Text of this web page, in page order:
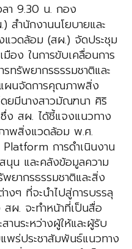
า 9.30 น. กอง
สำนักงานนโยบายและ
แวดล้อม (สผ.) จัดประชุม
มือง ในการขับเคลื่อนการ
ทรัพยากรธรรมชาติและ
ผนจัดการคุณภาพสิ่ง
ยมีนางสาวมัณฑนา ศิริ
ง สผ. ได้ชี้แจงแนวทาง
าพสิ่งแวดล้อม พ.ศ.
การดำเนินงาน
นุน และคลังข้อมูลความ
ยากรธรรมชาติและสิ่ง
งๆ ที่จะนำไปสู่การบรรลุ
ผ. จะทำหน้าที่เป็นสื่อ
นระหว่างผู้ให้และผู้รับ
พร่ประชาสัมพันธ์แนวทาง